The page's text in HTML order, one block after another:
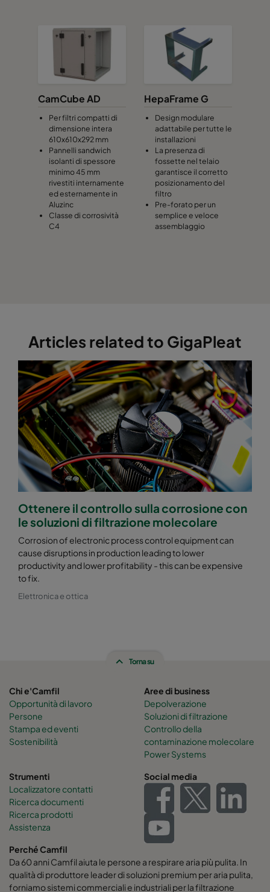
CamCube AD
Per filtri compatti di
dimensione intera
610x610x292 mm
Pannelli sandwich
isolanti di spessore
minimo 45 mm
rivestiti internamente
ed esternamente in
Aluzinc
Classe di corrosività
C4
HepaFrame G
Design modulare
adattabile per tutte le
installazioni
La presenza di
fossette nel telaio
garantisce il corretto
posizionamento del
filtro
Pre-forato per un
semplice e veloce
assemblaggio
Articles related to GigaPleat
Ottenere il controllo sulla corrosione con
le soluzioni di filtrazione molecolare
Corrosion of electronic process control equipment can
cause disruptions in production leading to lower
productivity and lower profitability - this can be expensive
to fix.
Elettronica e ottica
Torna su
Chi e'Camfil
Opportunità di lavoro
Persone
Stampa ed eventi
Sostenibilità
Aree di business
Depolverazione
Soluzioni di filtrazione
Controllo della
contaminazione molecolare
Power Systems
Strumenti
Localizzatore contatti
Ricerca documenti
Ricerca prodotti
Assistenza
Social media
Perché Camfil
Da 60 anni Camfil aiuta le persone a respirare aria più pulita. In
qualità di produttore leader di soluzioni premium per aria pulita,
forniamo sistemi commerciali e industriali per la filtrazione